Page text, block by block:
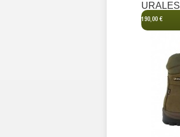
URALES
190,00 €